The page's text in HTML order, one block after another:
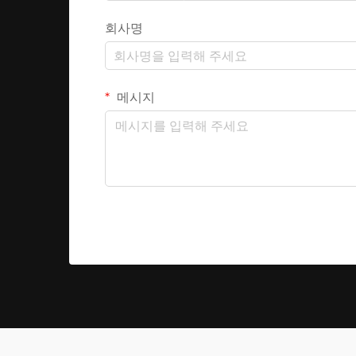
회사명
메시지